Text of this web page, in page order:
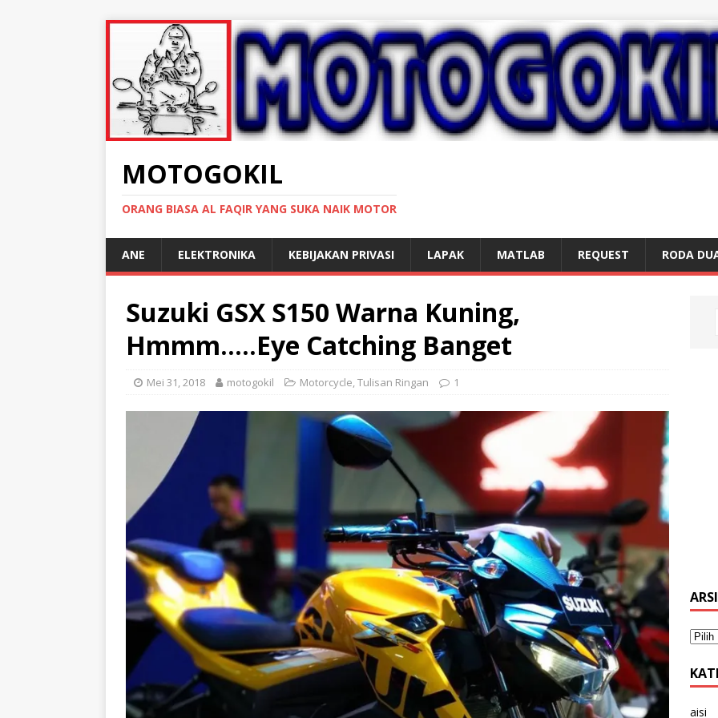
MOTOGOKIL
ORANG BIASA AL FAQIR YANG SUKA NAIK MOTOR
ANE ELEKTRONIKA KEBIJAKAN PRIVASI LAPAK MATLAB REQUEST RODA
Suzuki GSX S150 Warna Kuning,
Hmmm…..Eye Catching Banget
Mei 31, 2018 motogokil Motorcycle,Tulisan Ringan 1
aisi